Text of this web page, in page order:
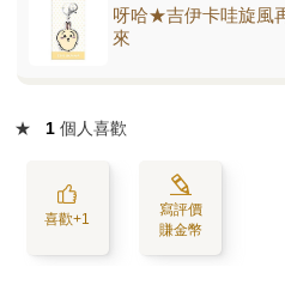
呀哈★吉伊卡哇旋風
來
★ 1 個人喜歡
喜歡+1
寫評價
賺金幣